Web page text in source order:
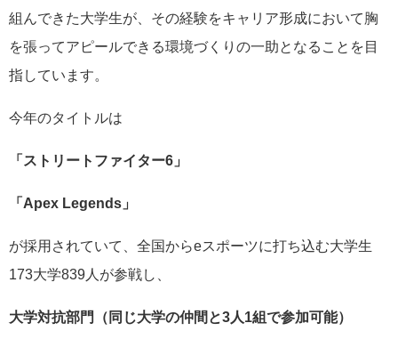
組んできた大学生が、その経験をキャリア形成において胸
を張ってアピールできる環境づくりの一助となることを目
指しています。
今年のタイトルは
「ストリートファイター6」
「Apex Legends」
が採用されていて、全国からeスポーツに打ち込む大学生
173大学839人が参戦し、
大学対抗部門（同じ大学の仲間と3人1組で参加可能）